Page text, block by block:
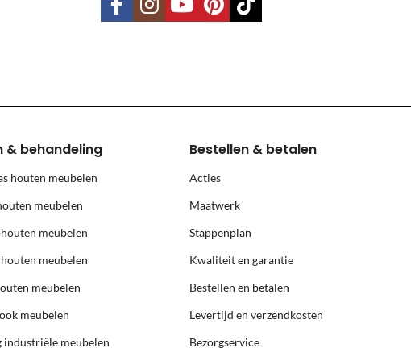
Terschelling, Ameland,
& behandeling
houten meubelen
meubelen
meubelen
meubelen
meubelen
meubelen
industriële meubelen
Bestellen & betalen
Acties
Maatwerk
Stappenplan
Kwaliteit en garantie
Bestellen en betalen
Levertijd en verzendkosten
Bezorgservice